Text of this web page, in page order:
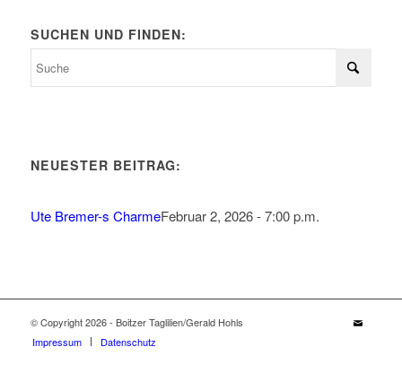
SUCHEN UND FINDEN:
NEUESTER BEITRAG:
Ute Bremer-s CharmeFebruar 2, 2026 - 7:00 p.m.
© Copyright 2026 - Boitzer Taglilien/Gerald Hohls
Impressum
Datenschutz